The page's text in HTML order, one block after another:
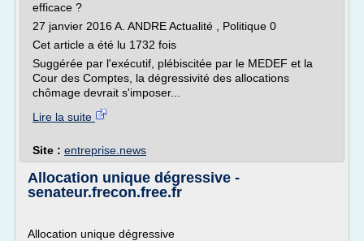
efficace ?
27 janvier 2016 A. ANDRE Actualité , Politique 0
Cet article a été lu 1732 fois
Suggérée par l'exécutif, plébiscitée par le MEDEF et la
Cour des Comptes, la dégressivité des allocations
chômage devrait s'imposer...
Lire la suite
Site : entreprise.news
Allocation unique dégressive -
senateur.frecon.free.fr
Allocation unique dégressive